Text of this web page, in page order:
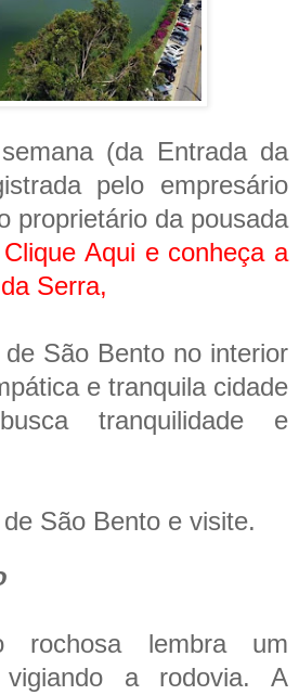
(da Entrada da
pelo empresário
proprietário da pousada
Clique Aqui e conheça a
Serra,
São Bento no interior
e tranquila cidade
tranquilidade e
São Bento e visite.
rochosa lembra um
a rodovia. A